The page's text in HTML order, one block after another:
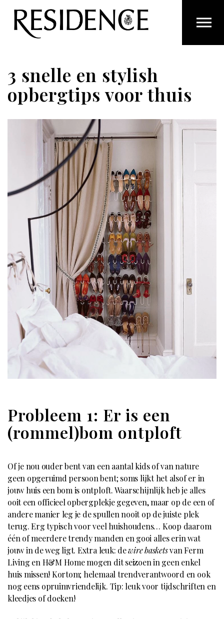
Overslaan en ga direct naar de inhoud
3 snelle en stylish
opbergtips voor thuis
Probleem 1: Er is een
(rommel)bom ontploft
Of je nou ouder bent van een aantal kids of van nature
geen opgeruimd persoon bent; soms lijkt het alsof er in
jouw huis een bom is ontploft. Waarschijnlijk heb je alles
ooit een officieel opbergplekje gegeven, maar op de een of
andere manier leg je de spullen nooit op de juiste plek
terug. Erg typisch voor veel huishoudens… Koop daarom
één of meerdere trendy manden en gooi alles erin wat
jouw in de weg ligt. Extra leuk: dewire basketsvan Ferm
Living en H&M Home mogen dit seizoen in geen enkel
huis missen! Kortom; helemaal trendverantwoord en ook
nog eens opruimvriendelijk. Tip: leuk voor tijdschriften en
kleedjes of doeken!